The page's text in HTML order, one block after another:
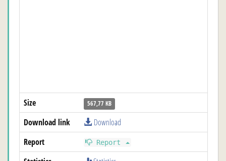
Size 567,77 KB
Download link
Download
Report
Report